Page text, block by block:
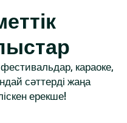
караоке,
сәттерді жаңа
ерекше!